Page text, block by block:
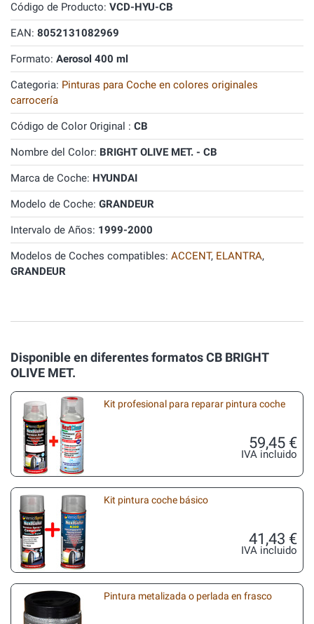
Código de Producto: VCD-HYU-CB
EAN: 8052131082969
Formato: Aerosol 400 ml
Categoria: Pinturas para Coche en colores originales
carrocería
Código de Color Original : CB
Nombre del Color: BRIGHT OLIVE MET. - CB
Marca de Coche: HYUNDAI
Modelo de Coche: GRANDEUR
Intervalo de Años: 1999-2000
Modelos de Coches compatibles: ACCENT, ELANTRA,
GRANDEUR
Disponible en diferentes formatos CB BRIGHT
OLIVE MET.
Kit profesional para reparar pintura coche
59,45 €
IVA incluido
Kit pintura coche básico
41,43 €
IVA incluido
Pintura metalizada o perlada en frasco